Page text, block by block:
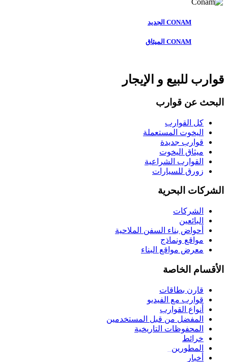
CONAM الجديد
CONAM الميثاق
قوارب للبيع و الإيجار
البحث عن قوارب
كل القوارب
اليخوت المستعملة
قوارب جديدة
ميثاق اليخوت
القوارب الشراعية
زورق للسيارات
الشركات البحرية
الشركات
البائعين
أحواض بناء السفن الملاحية
مواقع ونماذج
معرض مواقع البناء
الأقسام الخاصة
قارن بطاقات
قوارب مع الفيديو
أنواع القوارب
المفضل من قبل المستخدمين
المحفوظات التاريخية
خرائط
المطورين
أخبار